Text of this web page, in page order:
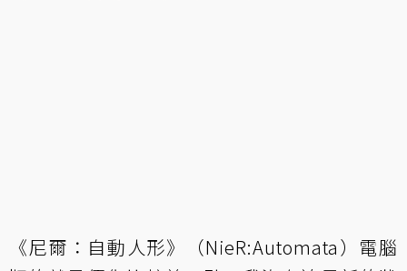
《尼爾：自動人形》（NieR:Automata）電腦